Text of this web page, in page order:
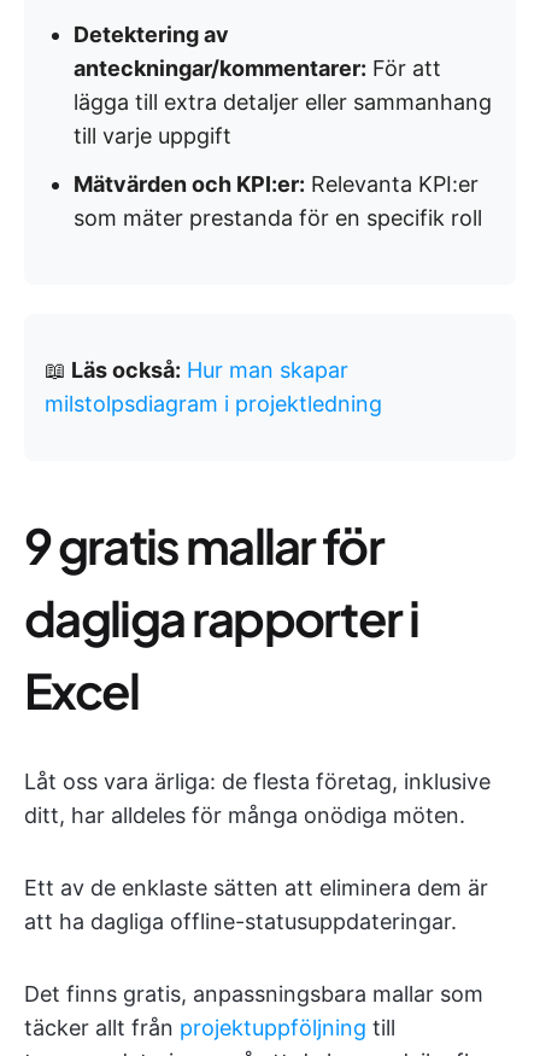
Detektering av
anteckningar/kommentarer: För att
lägga till extra detaljer eller sammanhang
till varje uppgift
Mätvärden och KPI:er: Relevanta KPI:er
som mäter prestanda för en specifik roll
📖 Läs också: Hur man skapar
milstolpsdiagram i projektledning
9 gratis mallar för
dagliga rapporter i
Excel
Låt oss vara ärliga: de flesta företag, inklusive
ditt, har alldeles för många onödiga möten.
Ett av de enklaste sätten att eliminera dem är
att ha dagliga offline-statusuppdateringar.
Det finns gratis, anpassningsbara mallar som
täcker allt från projektuppföljning till